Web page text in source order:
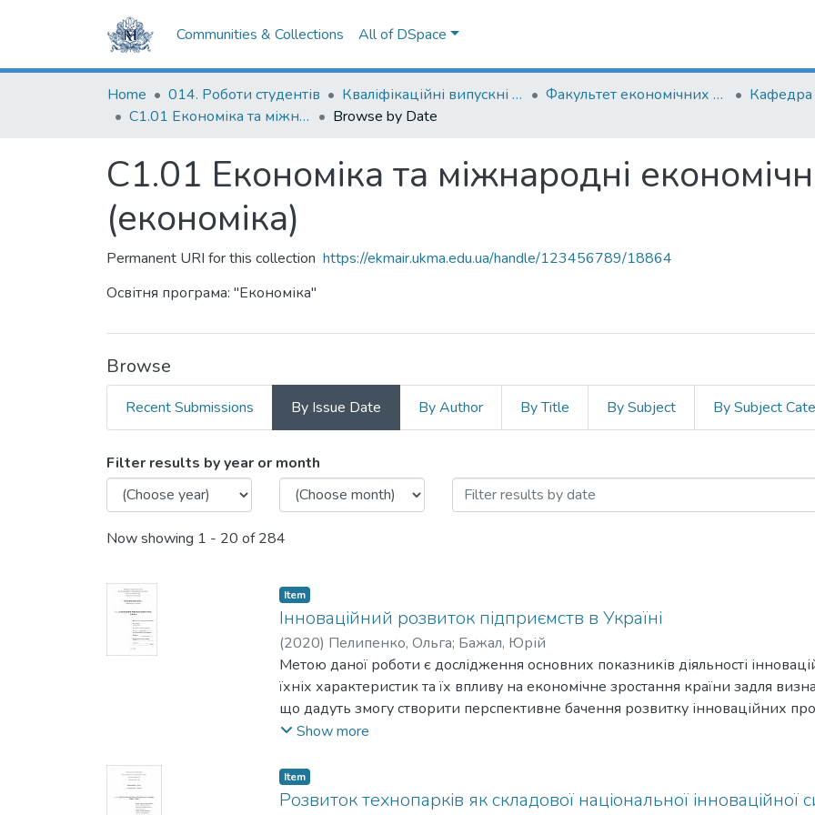
Communities & Collections All of DSpace
Home 014. Роботи студентів Кваліфікаційні випускні роботи здобувачів вищої освіти бакалаврських програм Факультет економічних наук
С1.01 Економіка та міжнародні економічні відносини (економіка)
Browse by Date
С1.01 Економіка та міжнародні
(економіка)
Permanent URI for this collection https://ekmair.ukma.edu.ua/handle/123456789/18864
Освітня програма: "Економіка"
Browse
Recent Submissions By Issue Date By Author By Title By Subject By Subject
Browsing С1.01 Економіка та міжнародні економічні
Filter results by year or month
Now showing 1 - 20 of 284
Item
Інноваційний розвиток підприємств в Україні
(2020) Пелипенко, Ольга; Бажал, Юрій
Метою даної роботи є дослідження основних показників діяльності
їхніх характеристик та їх впливу на економічне зростання країни задля
що дадуть змогу створити перспективне бачення розвитку інноваційних
описати конкретні напрями та перспективи активізації інноваційної
Show more
Item
Розвиток технопарків як складової національної інноваційної